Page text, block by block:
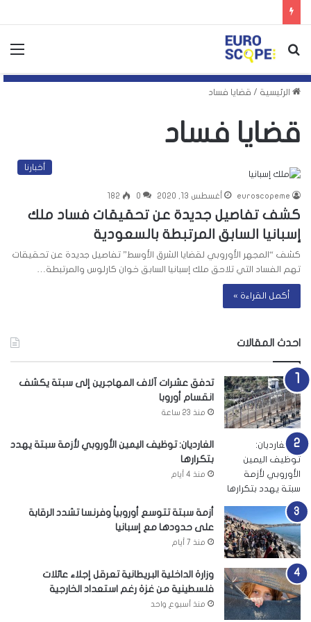
بحث
الرئيسية / قضايا فساد
قضايا فساد
أخبارنا
euroscopeme أغسطس 13, 2020 0
182
كشف تفاصيل جديدة عن تحقيقات فساد ملك
إسبانيا السابق المرتبطة بالسعودية
كشف “المجهر الأوروبي لقضايا الشرق الأوسط” تفاصيل جديدة عن تحقيقات
تهم الفساد التي تلاحق ملك إسبانيا السابق خوان كارلوس والمرتبطة…
أكمل القراءة »
احدث المقالات
تدفق عشرات آلاف المهاجرين إلى سبتة يكشف
انقسام أوروبا
منذ 23 ساعة
الغارديان: توظيف اليمين الأوروبي لأزمة سبتة يهدد
بتكرارها
منذ 4 أيام
أزمة سبتة تتوسع أوروبياً وفرنسا تشدد الرقابة
على حدودها مع إسبانيا
منذ 7 أيام
وزارة الداخلية البريطانية تعرقل إجلاء عائلات
فلسطينية من غزة رغم استعداد الخارجية
منذ أسبوع واحد